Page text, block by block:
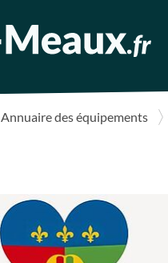
Annuaire des équipements